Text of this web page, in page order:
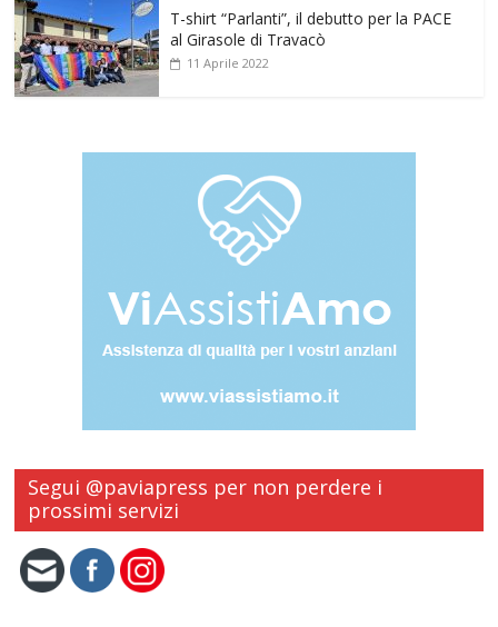
T-shirt “Parlanti”, il debutto per la PACE
al Girasole di Travacò
11 Aprile 2022
Segui @paviapress per non perdere i
prossimi servizi